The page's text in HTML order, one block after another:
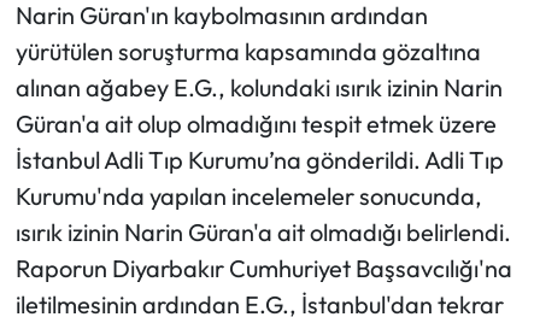
Narin Güran'ın kaybolmasının ardından
yürütülen soruşturma kapsamında gözaltına
alınan ağabey E.G., kolundaki ısırık izinin Narin
Güran'a ait olup olmadığını tespit etmek üzere
İstanbul Adli Tıp Kurumu’na gönderildi. Adli Tıp
Kurumu'nda yapılan incelemeler sonucunda,
ısırık izinin Narin Güran'a ait olmadığı belirlendi.
Raporun Diyarbakır Cumhuriyet Başsavcılığı'na
iletilmesinin ardından E.G., İstanbul'dan tekrar
Yaşam
Yayla Haber
Yemek Tarifleri
Yerel Haberler